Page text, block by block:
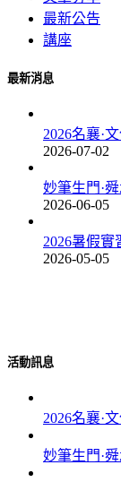
最新公告
講座
最新消息
2026名襄·
2026-07-02
妙筆生門·
2026-06-05
2026暑假實
2026-05-05
活動訊息
2026名襄·
妙筆生門·